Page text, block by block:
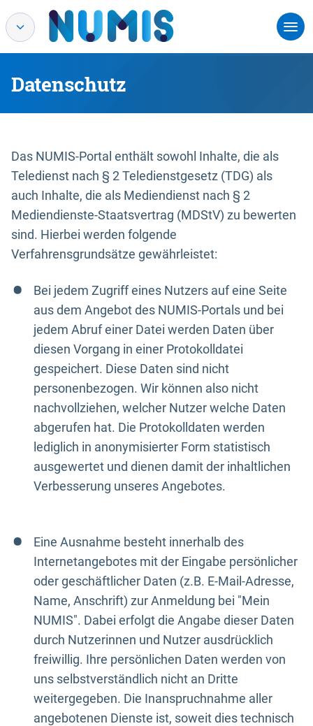
Datenschutz
Das NUMIS-Portal enthält sowohl Inhalte, die als
Teledienst nach § 2 Teledienstgesetz (TDG) als
auch Inhalte, die als Mediendienst nach § 2
Mediendienste-Staatsvertrag (MDStV) zu bewerten
sind. Hierbei werden folgende
Verfahrensgrundsätze gewährleistet:
Bei jedem Zugriff eines Nutzers auf eine Seite
aus dem Angebot des NUMIS-Portals und bei
jedem Abruf einer Datei werden Daten über
diesen Vorgang in einer Protokolldatei
gespeichert. Diese Daten sind nicht
personenbezogen. Wir können also nicht
nachvollziehen, welcher Nutzer welche Daten
abgerufen hat. Die Protokolldaten werden
lediglich in anonymisierter Form statistisch
ausgewertet und dienen damit der inhaltlichen
Verbesserung unseres Angebotes.
Eine Ausnahme besteht innerhalb des
Internetangebotes mit der Eingabe persönlicher
oder geschäftlicher Daten (z.B. E-Mail-Adresse,
Name, Anschrift) zur Anmeldung bei "Mein
NUMIS". Dabei erfolgt die Angabe dieser Daten
durch Nutzerinnen und Nutzer ausdrücklich
freiwillig. Ihre persönlichen Daten werden von
uns selbstverständlich nicht an Dritte
weitergegeben. Die Inanspruchnahme aller
angebotenen Dienste ist, soweit dies technisch